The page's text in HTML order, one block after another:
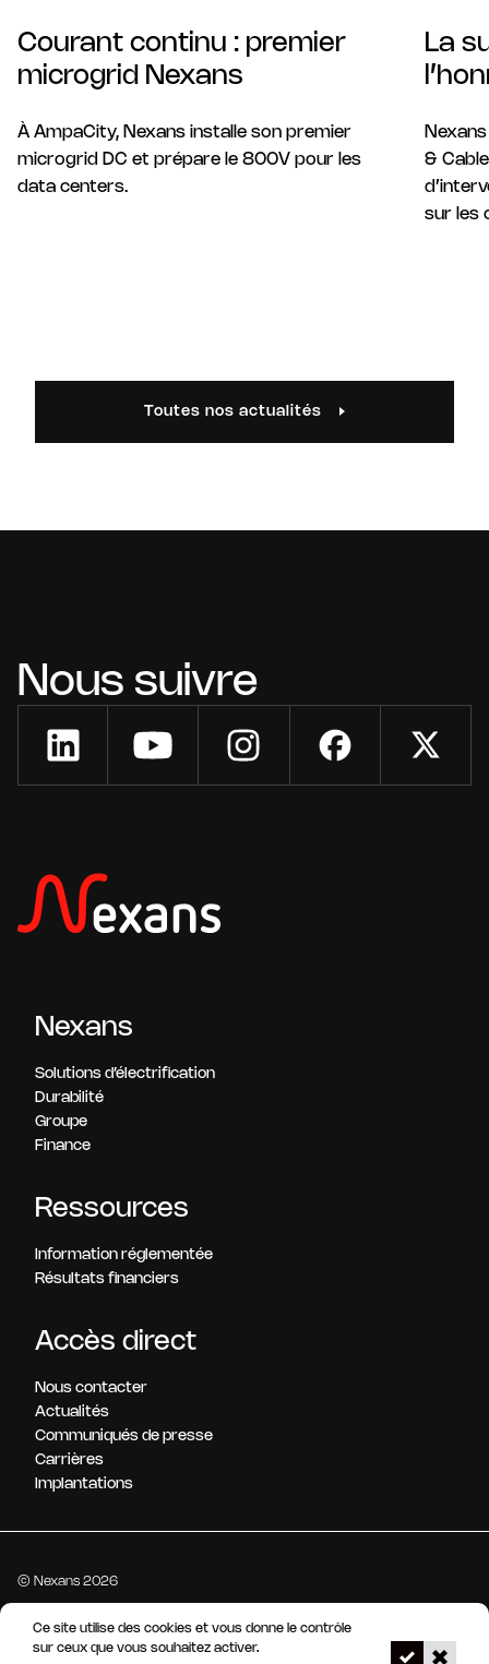
Courant continu : premier
microgrid Nexans
À AmpaCity, Nexans installe son premier
microgrid DC et prépare le 800V pour les
data centers.
La
&
sur les
Toutes nos actualités
Nous suivre
Nexans
Solutions d’électrification
Durabilité
Groupe
Finance
Ressources
Information réglementée
Résultats financiers
Accès direct
Nous contacter
Actualités
Communiqués de presse
Carrières
Implantations
© Nexans 2026
Gestion des cookies
Accessibilité : non conforme
Notre dispositif d'alerte
Ce site utilise des cookies et vous donne le contrôle
sur ceux que vous souhaitez activer.